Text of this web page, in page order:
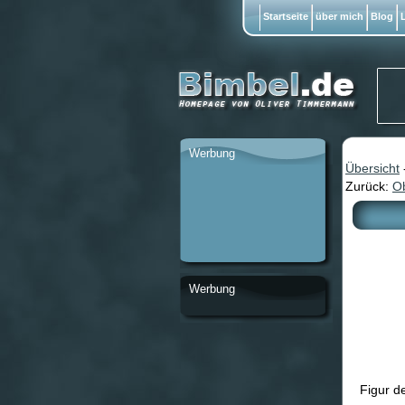
Übersicht
Zurück:
Figur
Werbung
Werbung
Startseite über mich Blog